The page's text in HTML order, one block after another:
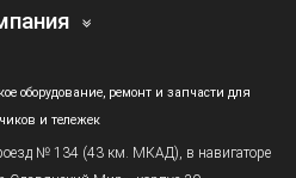
оборудование, ремонт и запчасти для
и тележек
№ 134 (43км. МКАД), в навигаторе